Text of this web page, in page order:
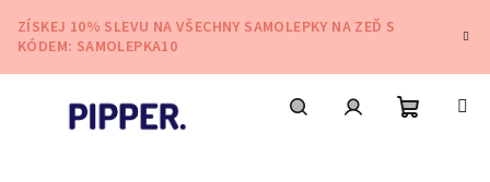
obsah
ZÍSKEJ 10% SLEVU NA VŠECHNY SAMOLEPKY NA ZEĎ S
KÓDEM: SAMOLEPKA10